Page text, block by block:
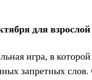
для
игра, в
запретных